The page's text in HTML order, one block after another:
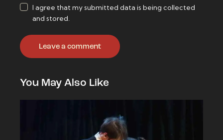
I agree that my submitted data is being collected
and stored.
You May Also Like